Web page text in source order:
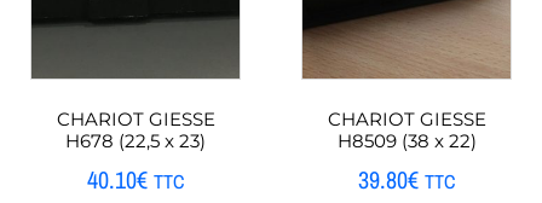
CHARIOT GIESSE
H678 (22,5 x 23)
40.10€ TTC
CHARIOT GIESSE
H8509 (38 x 22)
39.80€ TTC